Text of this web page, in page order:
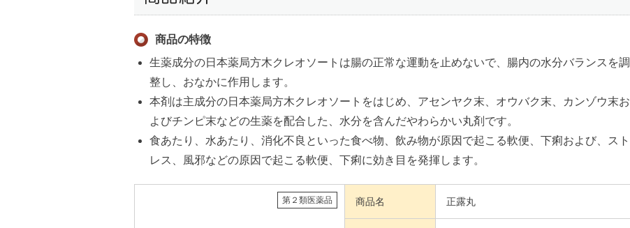
商品の特徴
生薬成分の日本薬局方木クレオソートは腸の正常な運動を止めないで、腸内の水分バランスを調
整し、おなかに作用します。
本剤は主成分の日本薬局方木クレオソートをはじめ、アセンヤク末、オウバク末、カンゾウ末お
よびチンピ末などの生薬を配合した、水分を含んだやわらかい丸剤です。
食あたり、水あたり、消化不良といった食べ物、飲み物が原因で起こる軟便、下痢および、スト
レス、風邪などの原因で起こる軟便、下痢に効き目を発揮します。
第２類医薬品 商品名 正露丸